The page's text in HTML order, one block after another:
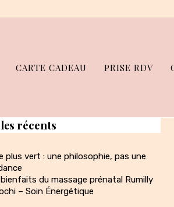
CARTE CADEAU PRISE RDV
récents
plus vert : une philosophie, pas une
du massage prénatal Rumilly
– Soin Énergétique